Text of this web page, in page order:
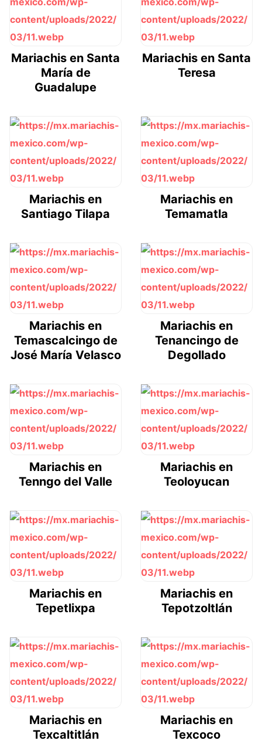
Mariachis en Santa
María de
Guadalupe
Mariachis en Santa
Teresa
Mariachis en
Santiago Tilapa
Mariachis en
Temamatla
Mariachis en
Temascalcingo de
José María Velasco
Mariachis en
Tenancingo de
Degollado
Mariachis en
Tenngo del Valle
Mariachis en
Teoloyucan
Mariachis en
Tepetlixpa
Mariachis en
Tepotzoltlán
Mariachis en
Texcaltitlán
Mariachis en
Texcoco